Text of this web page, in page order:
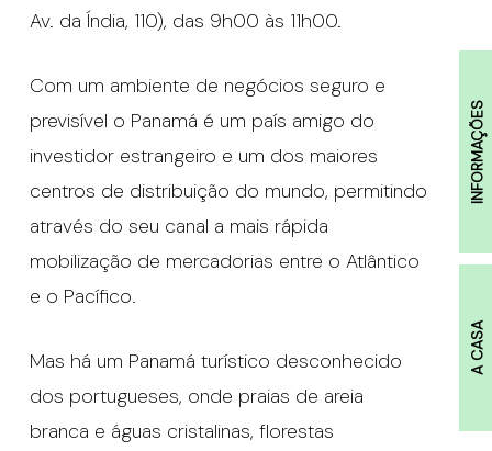
INFORMAÇÕES
A CASA
Av. da Índia, 110), das 9h00 às 11h00.
Com um ambiente de negócios seguro e
previsível o Panamá é um país amigo do
investidor estrangeiro e um dos maiores
centros de distribuição do mundo, permitindo
através do seu canal a mais rápida
mobilização de mercadorias entre o Atlântico
e o Pacífico.
Mas há um Panamá turístico desconhecido
dos portugueses, onde praias de areia
branca e águas cristalinas, florestas